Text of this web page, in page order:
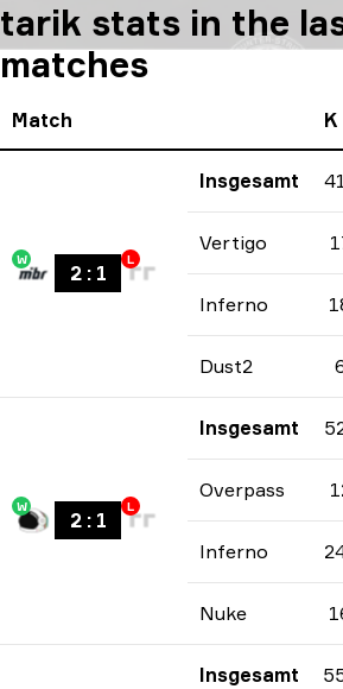
tarik stats in the
matches
Match K
W
2: 1
L
Insgesamt
Vertigo
Inferno
Dust2
W
2: 1
L
Insgesamt
Overpass
Inferno
Nuke
Insgesamt